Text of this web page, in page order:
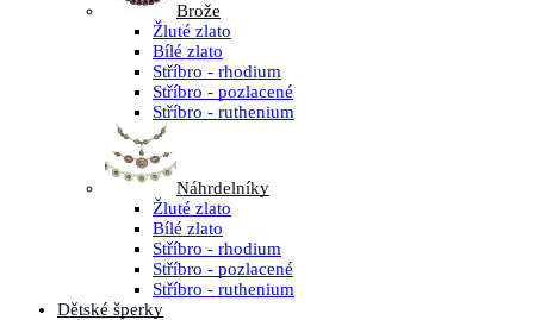
Brože
Žluté zlato
Bílé zlato
Stříbro - rhodium
Stříbro - pozlacené
Stříbro - ruthenium
Náhrdelníky
Žluté zlato
Bílé zlato
Stříbro - rhodium
Stříbro - pozlacené
Stříbro - ruthenium
Dětské šperky